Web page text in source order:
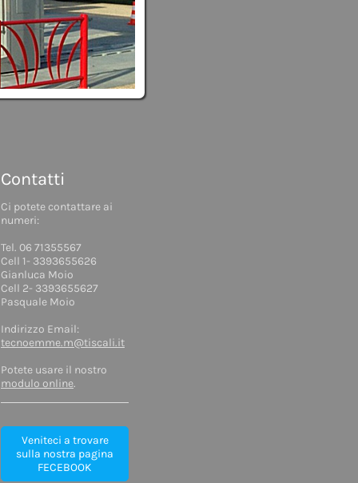
Contatti
Ci potete contattare ai
numeri:
Tel. 06 71355567
Cell 1- 3393655626
Gianluca Moio
Cell 2- 3393655627
Pasquale Moio
Indirizzo Email:
tecnoemme.m@tiscali.it
Potete usare il nostro
modulo online.
Veniteci a trovare
sulla nostra pagina
FECEBOOK